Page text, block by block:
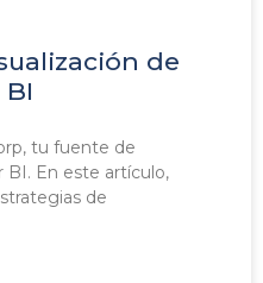
de
tu fuente de
En este artículo,
de